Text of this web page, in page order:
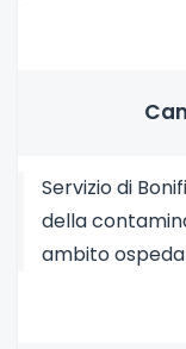
Servizio di
della
ambito